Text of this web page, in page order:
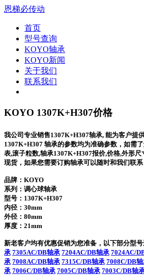
恩梯必传动
首页
型号查询
KOYO轴承
KOYO新闻
关于我们
联系我们
KOYO 1307K+H307价格
我公司专业销售1307K+H307轴承, 能为客户提
1307K+H307 轴承的参数均为准确参数，如需
表,滚子粒数,轴承1307K+H307报价,价格,外形
现货，如果您需要订购轴承可以随时和我们联系
品牌：KOYO
系列：调心球轴承
型号： 1307K+H307
内径：30mm
外径：80mm
厚度：21mm
新老客户均有优惠促销为您准备，以下部分型号
承 7305AC/DB轴承 7204AC/DB轴承 7024AC/
承 7008AC/DB轴承 7315C/DB轴承 7008C/DB
承 7006C/DB轴承 7005C/DB轴承 7003C/DB轴